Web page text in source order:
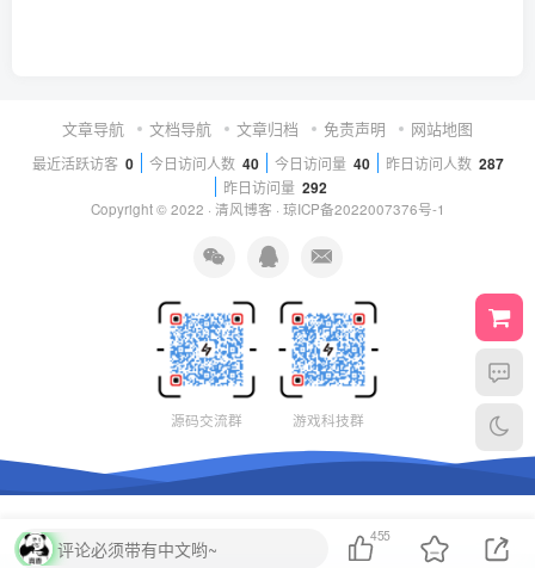
文章导航 文档导航 文章归档 免责声明 网站地图
最近活跃访客 0 今日访问人数 40 今日访问量 40 昨日访问人数 287
昨日访问量 292
Copyright © 2022 · 清风博客 · 琼ICP备2022007376号-1
源码交流群 游戏科技群
评论必须带有中文哟~
455